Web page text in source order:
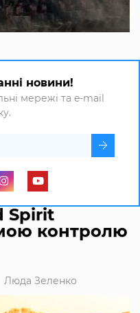
новини!
мережі та e-mail
Spirit
контролю
Люда Зеленко